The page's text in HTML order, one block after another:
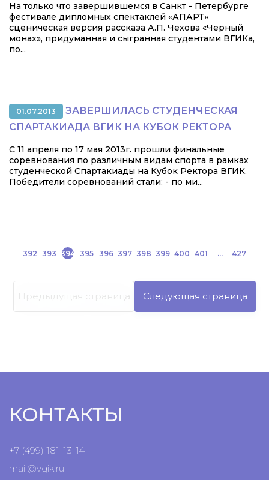
На только что завершившемся в Санкт - Петербурге
фестивале дипломных спектаклей «АПАРТ»
сценическая версия рассказа А.П. Чехова «Черный
монах», придуманная и сыгранная студентами ВГИКа,
по...
01.07.2013
ЗАВЕРШИЛАСЬ СТУДЕНЧЕСКАЯ
СПАРТАКИАДА ВГИК НА КУБОК РЕКТОРА
С 11 апреля по 17 мая 2013г. прошли финальные
соревнования по различным видам спорта в рамках
студенческой Спартакиады на Кубок Ректора ВГИК.
Победители соревнований стали: - по ми...
392 393 394 395 396 397 398 399 400 401 ... 427
Предыдущая страница Следующая страница
КОНТАКТЫ
+7 (499) 181-13-14
mail@vgik.ru